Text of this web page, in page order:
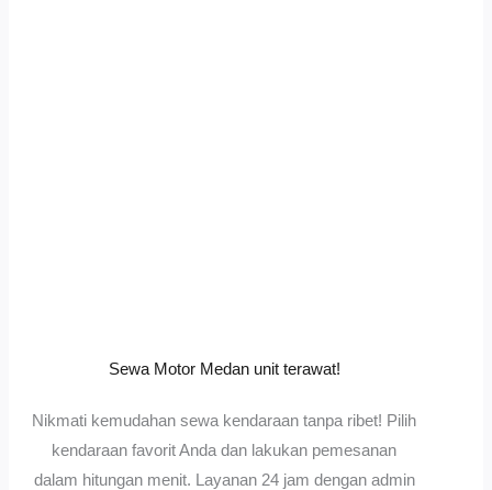
Sewa Motor Medan unit terawat!
Nikmati kemudahan sewa kendaraan tanpa ribet! Pilih
kendaraan favorit Anda dan lakukan pemesanan
dalam hitungan menit. Layanan 24 jam dengan admin